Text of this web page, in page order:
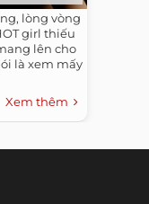
lòng vòng
girl thiếu
lên cho
là xem mấy
Xem thêm